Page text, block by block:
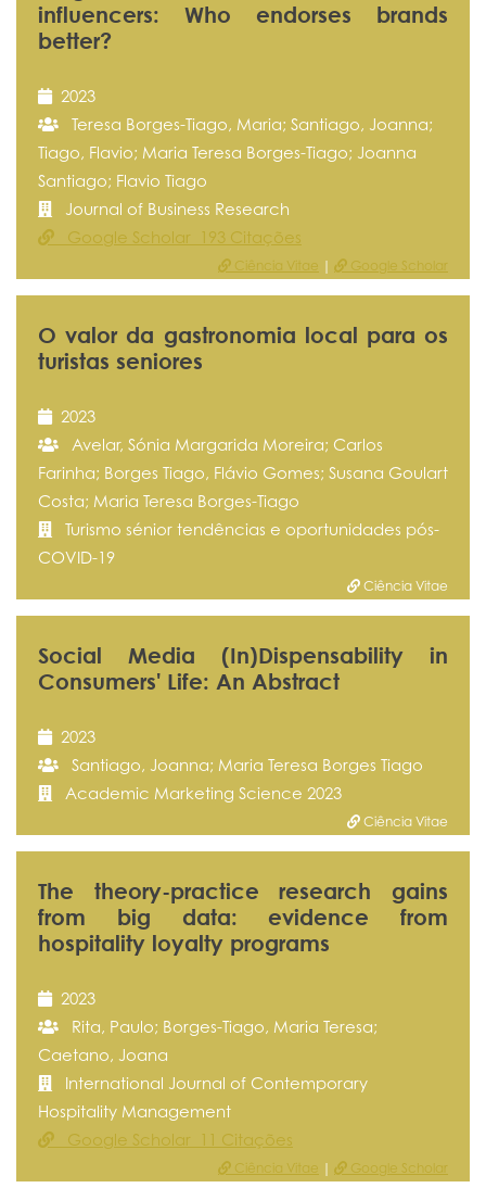
influencers: Who endorses brands
better?
2023
Teresa Borges-Tiago, Maria; Santiago, Joanna;
Tiago, Flavio; Maria Teresa Borges-Tiago; Joanna
Santiago; Flavio Tiago
Journal of Business Research
Google Scholar 193 Citações
Ciência Vitae | Google Scholar
O valor da gastronomia local para os
turistas seniores
2023
Avelar, Sónia Margarida Moreira; Carlos
Farinha; Borges Tiago, Flávio Gomes; Susana Goulart
Costa; Maria Teresa Borges-Tiago
Turismo sénior tendências e oportunidades pós-
COVID-19
Ciência Vitae
Social Media (In)Dispensability in
Consumers' Life: An Abstract
2023
Santiago, Joanna; Maria Teresa Borges Tiago
Academic Marketing Science 2023
Ciência Vitae
The theory-practice research gains
from big data: evidence from
hospitality loyalty programs
2023
Rita, Paulo; Borges-Tiago, Maria Teresa;
Caetano, Joana
International Journal of Contemporary
Hospitality Management
Google Scholar 11 Citações
Ciência Vitae | Google Scholar